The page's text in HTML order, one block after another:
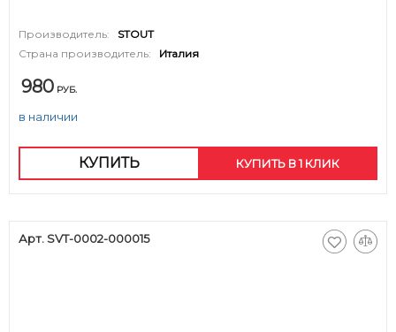
Производитель:
STOUT
Страна производитель:
Италия
980 РУБ.
в наличии
КУПИТЬ КУПИТЬ В 1 КЛИК
Арт. SVT-0002-000015